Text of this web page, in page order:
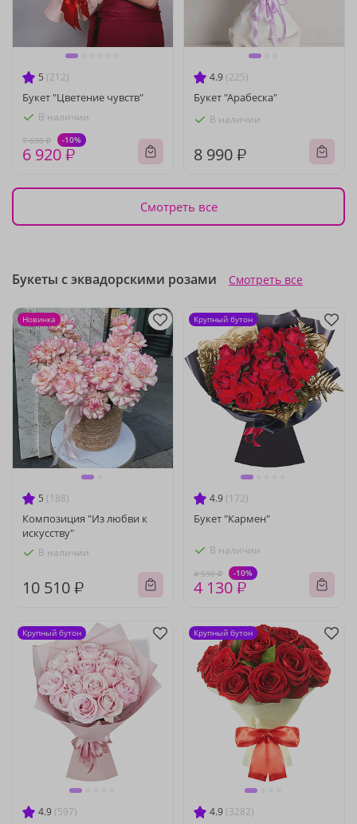
5 (212)
Букет "Цветение чувств"
В наличии
7 690 ₽ -10%
6 920 ₽
4.9 (225)
Букет "Арабеска"
В наличии
8 990 ₽
Смотреть все
Букеты с эквадорскими розами Смотреть все
5 (188)
Композиция "Из любви к
искусству"
В наличии
10 510 ₽
Новинка
4.9 (172)
Букет "Кармен"
В наличии
4 590 ₽ -10%
4 130 ₽
Крупный бутон
4.9 (597)
Крупный бутон
4.9 (3282)
Крупный бутон